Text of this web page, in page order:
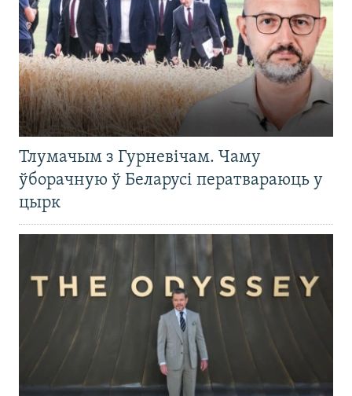
Тлумачым з Гурневічам. Чаму
ўборачную ў Беларусі ператвараюць у
цырк